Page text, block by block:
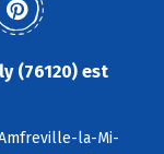
(76120) est
la-Mi-